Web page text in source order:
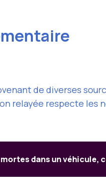
de diverses
relayée respecte les
dans un véhicule,